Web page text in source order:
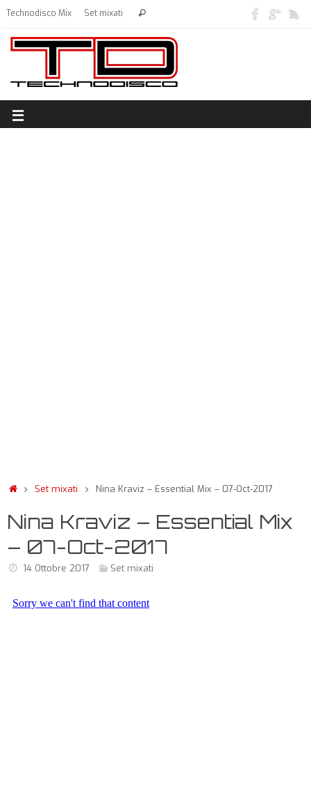
Technodisco Mix Set mixati
Set mixati Nina Kraviz – Essential Mix – 07-Oct-2017
Nina Kraviz – Essential Mix
– 07-Oct-2017
14 Ottobre 2017 Set mixati